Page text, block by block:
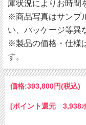
庫状況によりお時間
※商品写真はサンプ
い、パッケージ等異
※製品の価格・仕様
す。
価格:393,800円(税込)
[ポイント還元 3,938